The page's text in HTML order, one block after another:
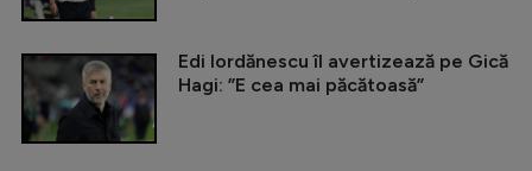
Edi Iordănescu îl avertizează pe Gică
Hagi: ”E cea mai păcătoasă”